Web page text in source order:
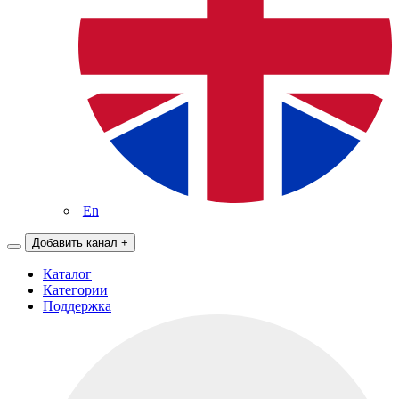
En
Добавить канал +
Каталог
Категории
Поддержка